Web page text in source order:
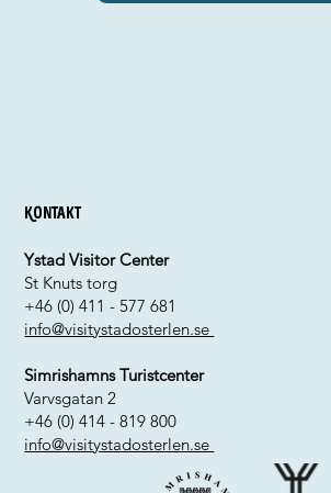
Kontakt
Ystad Visitor Center
St Knuts torg
+46 (0) 411 - 577 681
info@visitystadosterlen.se
Simrishamns Turistcenter
Varvsgatan 2
+46 (0) 414 - 819 800
info@visitystadosterlen.se